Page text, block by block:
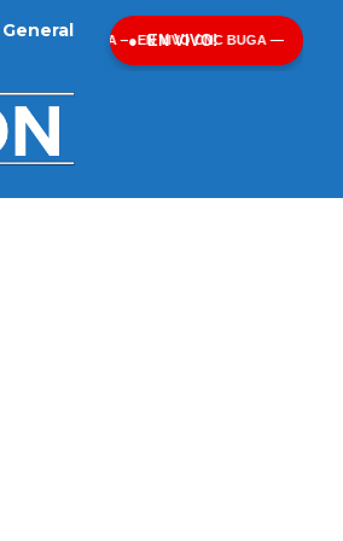
General EN VIVO!